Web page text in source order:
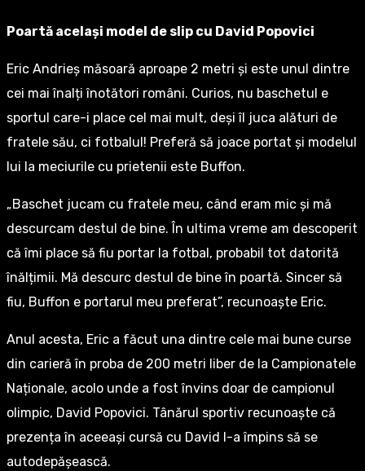
Poartă același model de slip cu David Popovici
Eric Andrieș măsoară aproape 2 metri și este unul dintre
cei mai înalți înotători români. Curios, nu baschetul e
sportul care-i place cel mai mult, deși îl juca alături de
fratele său, ci fotbalul! Preferă să joace portat și modelul
lui la meciurile cu prietenii este Buffon.
„Baschet jucam cu fratele meu, când eram mic și mă
descurcam destul de bine. În ultima vreme am descoperit
că îmi place să fiu portar la fotbal, probabil tot datorită
înălțimii. Mă descurc destul de bine în poartă. Sincer să
fiu, Buffon e portarul meu preferat”, recunoaște Eric.
Anul acesta, Eric a făcut una dintre cele mai bune curse
din carieră în proba de 200 metri liber de la Campionatele
Naționale, acolo unde a fost învins doar de campionul
olimpic, David Popovici. Tânărul sportiv recunoaște că
prezența în aceeași cursă cu David l-a împins să se
autodepășească.